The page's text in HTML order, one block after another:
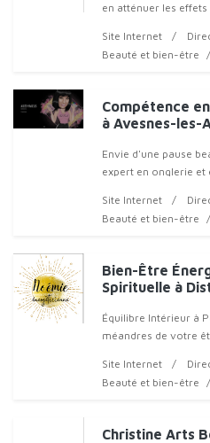
en atténuer les
propose des soins
Site Internet
Beauté et bien-être
Compétence
à Avesnes-les-
Envie d'une pause
expert en onglerie et
Site Internet
Beauté et bien-être
Bien-Être
Spirituelle à
Équilibre Intérieur à
méandres de votre
énergétique e
Site Internet
Beauté et bien-être
Christine Arts